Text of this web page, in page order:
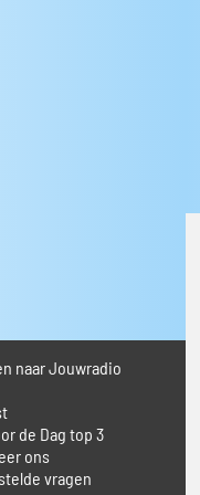
naar Jouwradio
de Dag top 3
ons
vragen